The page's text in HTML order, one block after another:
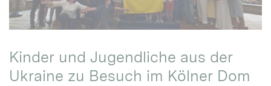
Kinder und Jugendliche aus der
Ukraine zu Besuch im Kölner Dom